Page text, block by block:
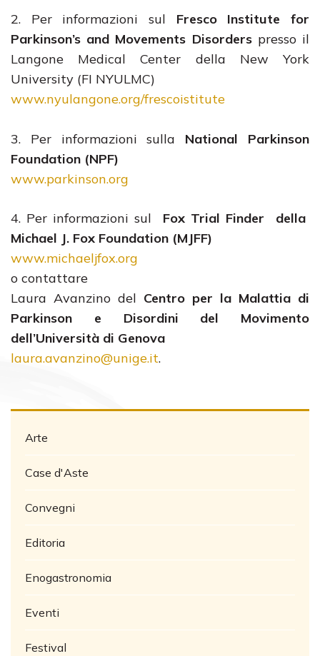
2. Per informazioni sul Fresco Institute for
Parkinson’s and Movements Disorderspresso il
Langone Medical Center della New York
University (FI NYULMC)
www.nyulangone.org/frescoistitute
3. Per informazioni sulla National Parkinson
Foundation (NPF)
www.parkinson.org
4. Per informazioni sul Fox Trial Finder della
Michael J. Fox Foundation (MJFF)
www.michaeljfox.org
o contattare
Laura Avanzino del Centro per la Malattia di
Parkinson e Disordini del Movimento
dell’Università di Genova
laura.avanzino@unige.it.
Arte
Case d'Aste
Convegni
Editoria
Enogastronomia
Eventi
Festival